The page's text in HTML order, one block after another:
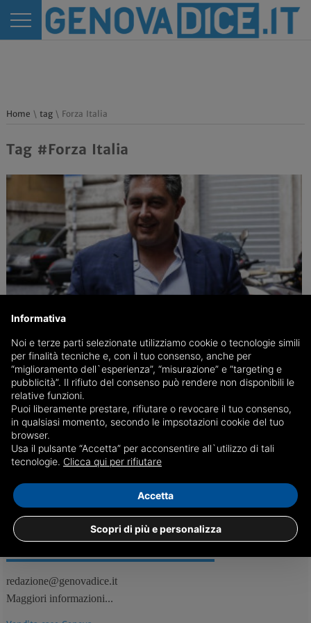
Home \ tag\ Forza Italia
Tag #Forza Italia
Giovanni Toti lascia Forza Italia
Il presidente della Regione Liguria annuncia l'uscita dal partito dopo la
riunione del tavolo delle regole
02/08 Genova, Politica
REDAZIONE
redazione@genovadice.it
Maggiori informazioni...
Feed RSS
Informativa
Noi e terze parti selezionate utilizziamo cookie o tecnologie simili
per finalità tecniche e, con il tuo consenso, anche per
“miglioramento dell`esperienza”, “misurazione” e “targeting e
pubblicità”. Il rifiuto del consenso può rendere non disponibili le
relative funzioni.
Puoi liberamente prestare, rifiutare o revocare il tuo consenso,
in qualsiasi momento, secondo le impsotazioni cookie del tuo
browser.
Usa il pulsante “Accetta” per acconsentire all`utilizzo di tali
tecnologie. Clicca qui per rifiutare
Scopri di più e personalizza
Accetta